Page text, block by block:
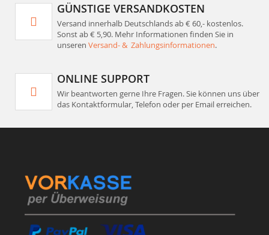
GÜNSTIGE VERSANDKOSTEN
Versand innerhalb Deutschlands ab € 60,- kostenlos.
Sonst ab € 5,90. Mehr Informationen finden Sie in
unseren Versand- & Zahlungsinformationen.
ONLINE SUPPORT
Wir beantworten gerne Ihre Fragen. Sie können uns über
das Kontaktformular, Telefon oder per Email erreichen.